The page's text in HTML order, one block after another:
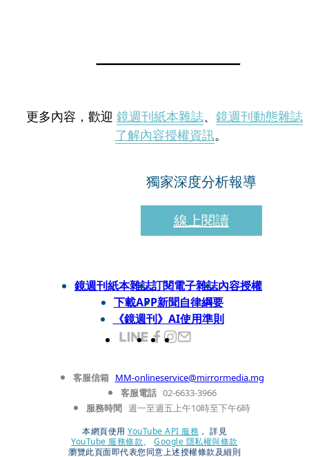
更多內容，歡迎 鏡週刊紙本雜誌、 鏡週刊動態雜誌
了解內容授權資訊。
獨家深度分析報導
線上閱讀
鏡週刊紙本雜誌訂閱電子雜誌內容授權
下載APP新聞自律綱要
《鏡週刊》AI使用準則
客服信箱 MM-onlineservice@mirrormedia.mg
客服電話 02-6633-3966
服務時間 週一至週五上午10時至下午6時
本網頁使用 YouTube API 服務 ， 詳見
YouTube 服務條款、
Google 隱私權與條款
瀏覽此頁面即代表您同意上述授權條款及細則